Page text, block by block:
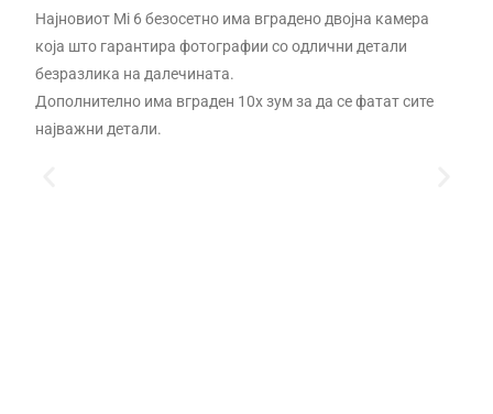
Најновиот Mi 6 безосетно има вградено двојна камера
која што гарантира фотографии со одлични детали
безразлика на далечината.
Дополнително има вграден 10х зум за да се фатат сите
најважни детали.